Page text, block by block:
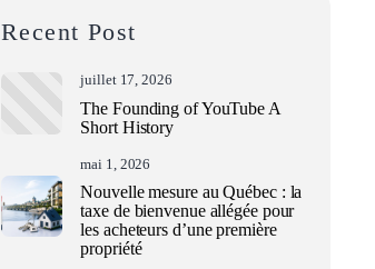
Recent Post
juillet 17, 2026
The Founding of YouTube A
Short History
mai 1, 2026
Nouvelle mesure au Québec : la
taxe de bienvenue allégée pour
les acheteurs d’une première
propriété